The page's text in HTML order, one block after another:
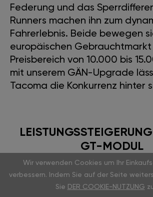
Federung und das
Runners machen ihn zum
Fahrerlebnis. Beide bewegen
europäischen Gebrauchtmarkt
Preisbereich von 10.000 bis
mit unserem GÄN-Upgrade
Tacoma die Konkurrenz hinter
GT-MODUL
Wir verwenden Cookies um Ihr
verbessern. Indem Sie auf der Seite
Sie DER COOKIE-NUTZUNG